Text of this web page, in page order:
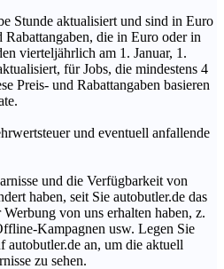
Stunde aktualisiert und sind in Euro
Rabattangaben, die in Euro oder in
vierteljährlich am 1. Januar, 1.
für Jobs, die mindestens 4
Preis- und Rabattangaben basieren
und eventuell anfallende
und die Verfügbarkeit von
haben, seit Sie autobutler.de das
von uns erhalten haben, z.
Kampagnen usw. Legen Sie
autobutler.de an, um die aktuell
zu sehen.